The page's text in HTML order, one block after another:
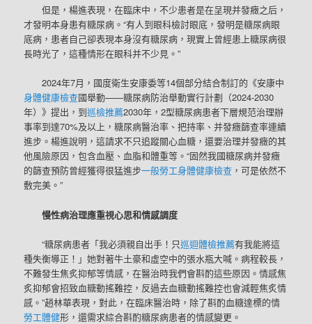
但是，楊進表現，在臨床中，不少患者是在呈現并發癥之后，
才發明本身患有糖尿病。“有人到眼科檢討眼底，發明是糖尿病眼
底病，患者自己卻表現本身沒有糖尿病，現實上曾經患上糖尿病很
長時光了，這種情形在眼科并不少見。”
2024年7月，國度衛生安康委等14個部分結合制訂的《安康中
身體健康檢查國舉動——糖尿病防治舉動實行計劃（2024-2030
年）》提出，到巡檢推薦2030年，2型糖尿病患者下層規范治理辦
事率到達70%及以上，糖尿病醫治率、把持率、并發癥篩查率連續
進步。楊進說明，這請求不只追蹤關心血糖，還要治理并發癥的其
他風險原因，包含血壓、血脂和體重等。“固然我國糖尿病并發癥
的篩查預防曾經獲得很猛進步一般勞工身體健康檢查 ，可是依然不
敷完美。”
慢性病治理應重視心思和情感調度
“糖尿病患者「我必須親自出手！只巡迴體檢推薦有我能將這
種失衡導正！」她對著牛土豪和虛空中的張水瓶大喊。病程較長，
不難發生焦炙抑郁等情感，在醫治時我們會斟酌這些原因。情感焦
炙抑郁會招致血糖動搖難控，反過去血糖動搖難控也會減輕焦炙情
感。”趙林華表現，對此，在臨床醫治時，除了斟酌血糖達標的情
勞工體健形，還需求綜合斟酌糖尿病患者的情感變更。